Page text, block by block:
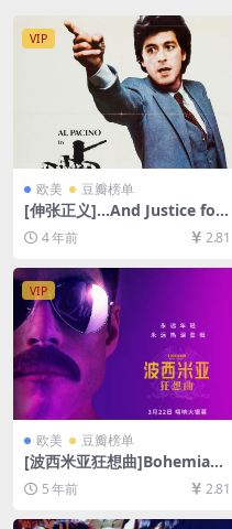
VIP
欧美 豆瓣榜单
[伸张正义]…And Justice for
All (1979)[百度网盘+迅雷云
盘资源1080P超清未删减][MP
4 年前 2.81
VIP
欧美 豆瓣榜单
[波西米亚狂想曲]Bohemian
Rhapsody (2018)[百度网盘
+夸克网盘+迅雷云盘资源1080
P超清未删减][MP4/8.9GB][中
5 年前 2.81